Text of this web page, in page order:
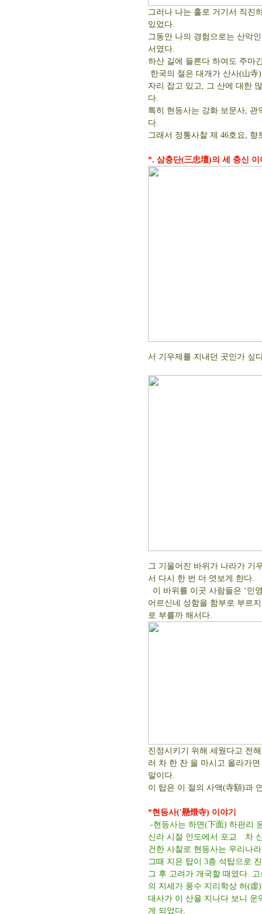
그러나 나는 홀로 거기서 직진
있었다.
그동안 나의 경험으로는 산악
서였다.
하산 길에 들른다 하여도 주마
한국의 절은 대개가 산사(山
자리 잡고 있고, 그 산에 대한
다.
특히 현등사는 강화 보문사,
다.
그래서 정통사찰 제 46호요,
*. 삼충단(三忠壇)의 세 충신 이
서 기우제를 지내던 곳인가 싶
그 기울어진 바위가 나라가 기
서 다시 한 번 더 엿보게 한다.
이 바위를 이곳 사람들은 ‘민
어르신네 성함을 함부로 부르
로 부를까 해서다.
진정시키기 위해 세웠다고 전
러 차 한 잔 을 마시고 올라가
말이다.
이 탑은 이 절의 사액(寺額)과
*현등사('懸燈寺) 이야기
-현등사는 하면(下面) 하판리
신라 시절 인도에서 포교 차
건한 사찰로 현등사는 우리나
그때 지은 탑이 3층 석탑으로
그 후 고려가 개국할 때였다.
의 지세가 풍수 지리학상 허(
대사가 이 산을 지나다 보니
게 되었다.